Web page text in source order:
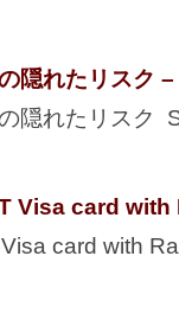
隠れたリスク
隠れたリスク
Visa card
card with